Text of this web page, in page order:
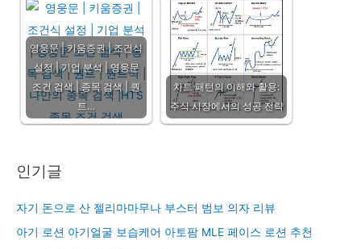
영웅문 | 키움증권 | 조건식
설정 | 기업 분석 | 영웅문
조건 검색 | 종목 검색 | 퀀
트…
차트 패턴의 이해와 활용:
주식 시장에서의 성공 전략
인기글
자기 돈으로 산 젤리마마무나 부스터 범보 의자 리뷰
아기 로션 아기얼굴 보습케어 아토팜 MLE 페이스 로션 추천